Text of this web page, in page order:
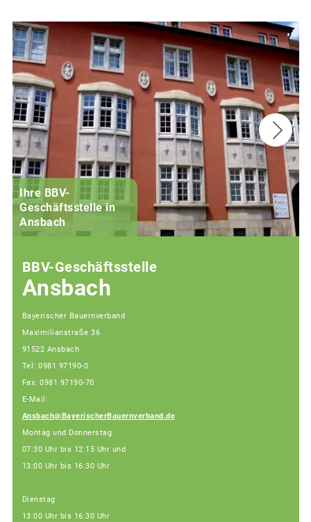
Ihre BBV-
Geschäftsstelle in
Ansbach
BBV-Geschäftsstelle
Ansbach
Bayerischer Bauernverband
Maximilianstraße 36
91522 Ansbach
Tel: 0981 97190-0
Fax: 0981 97190-70
E-Mail:
Ansbach@BayerischerBauernverband.de
Montag und Donnerstag
07:30 Uhr bis 12:15 Uhr und
13:00 Uhr bis 16:30 Uhr
Dienstag
13:00 Uhr bis 16:30 Uhr